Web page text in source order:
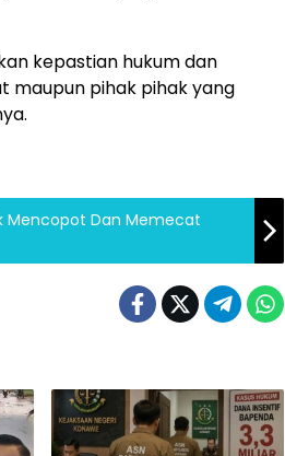
kepastian hukum dan
maupun pihak pihak yang
Mencopot Dan Memecat